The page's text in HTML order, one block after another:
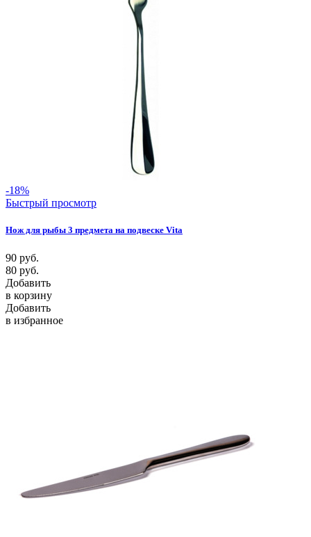
-18%
Быстрый просмотр
Нож для рыбы 3 предмета на подвеске Vita
90 руб.
80 руб.
Добавить
в корзину
Добавить
в избранное